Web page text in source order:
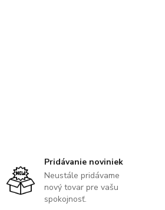
Pridávanie noviniek
Neustále pridávame
nový tovar pre vašu
spokojnosť.